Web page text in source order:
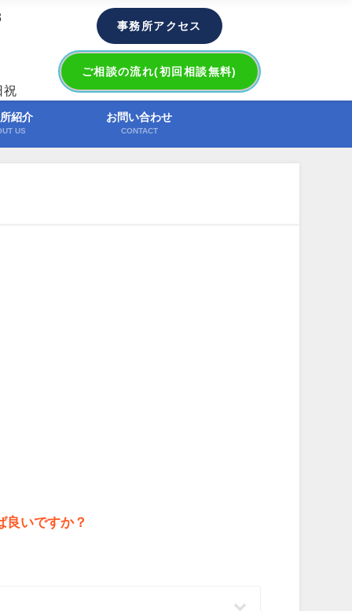
祝
事務所アクセス
ご相談の流れ(初回相談無料)
紹介
US
お問い合わせ
CONTACT
良いですか？